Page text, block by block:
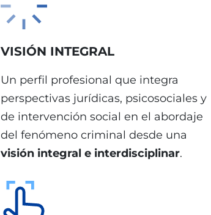
VISIÓN INTEGRAL
Un perfil profesional que integra
perspectivas jurídicas, psicosociales y
de intervención social en el abordaje
del fenómeno criminal desde una
visión integral e interdisciplinar.